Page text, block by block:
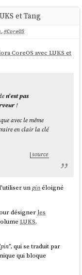
et Tang
, #CoreOS
CoreOS avec LUKS et
n'est pas
!
avec le même
en clair la clé
source
unpinéloigné
désigner les
LUKS.
, qui se traduit par
qui bloque